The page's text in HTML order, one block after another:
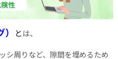
と は、
シ周りなど、隙間を埋めるため